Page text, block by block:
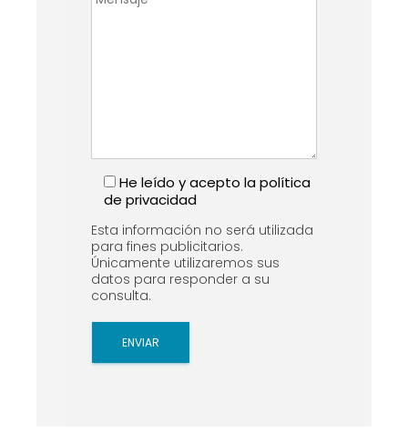
He leído y acepto la política
de privacidad
Esta información no será utilizada
para fines publicitarios.
Únicamente utilizaremos sus
datos para responder a su
consulta.